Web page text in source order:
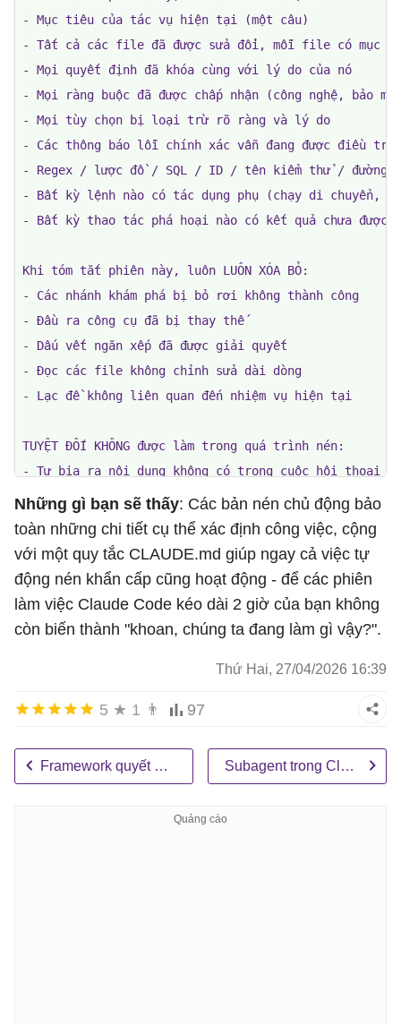
- ​​Không bao giờ nén nếu công việc chưa được cam
- Không bao giờ diễn giải lại lược đồ / biểu thức
- Nếu phiên làm việc chứa thông tin đăng nhập, API
- Nếu phiên làm việc bao gồm các thao tác phá hủy
- Mục tiêu của tác vụ hiện tại (một câu)
- Tất cả các file đã được sửa đổi, mỗi file có mục
- Mọi quyết định đã khóa cùng với lý do của nó
- Mọi ràng buộc đã được chấp nhận (công nghệ, bảo
- Mọi tùy chọn bị loại trừ rõ ràng và lý do
- Các thông báo lỗi chính xác vẫn đang được điều tra
- Regex / lược đồ / SQL / ID / tên kiểm thử / đường
- Bất kỳ lệnh nào có tác dụng phụ (chạy di chuyển,
- Bất kỳ thao tác phá hoại nào có kết quả chưa được
Khi tóm tắt phiên này, luôn LUÔN XÓA BỎ:
- Các nhánh khám phá bị bỏ rơi không thành công
- Đầu ra công cụ đã bị thay thế
- Dấu vết ngăn xếp đã được giải quyết
- Đọc các file không chỉnh sửa dài dòng
- Lạc đề không liên quan đến nhiệm vụ hiện tại
TUYỆT ĐỐI KHÔNG được làm trong quá trình nén:
- Tự bịa ra nội dung không có trong cuộc hội thoại
- Gộp hai quyết định mâu thuẫn thành một dòng
- Bỏ mô tả công việc chưa được cam kết — nếu
- Diễn giải lại hướng dẫn của người dùng mà lẽ ra
- Xóa bỏ thông tin tiết lộ về thông tin xác thực /
Sau khi nén, nhắc người dùng:
Những gì bạn sẽ thấy: Các bản nén chủ động bảo
toàn những chi tiết cụ thể xác định công việc, cộng
với một quy tắc CLAUDE.md giúp ngay cả việc tự
động nén khẩn cấp cũng hoạt động - để các phiên
làm việc Claude Code kéo dài 2 giờ của bạn không
còn biến thành "khoan, chúng ta đang làm gì vậy?".
Thứ Hai, 27/04/2026 16:39
5 ★ 1 👨 97
Framework quyết định 5 bước sau mỗi phiên Claude Code Subagent trong Claude Code: Phân công công việc mà không làm ảnh hưởng đến bối cảnh của bạn